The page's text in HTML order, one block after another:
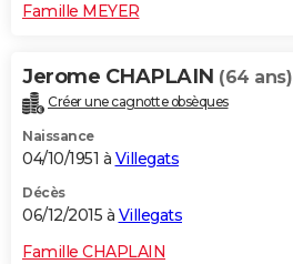
Famille MEYER
Jerome CHAPLAIN (64 ans)
Créer une cagnotte obsèques
Naissance
04/10/1951 à Villegats
Décès
06/12/2015 à Villegats
Famille CHAPLAIN